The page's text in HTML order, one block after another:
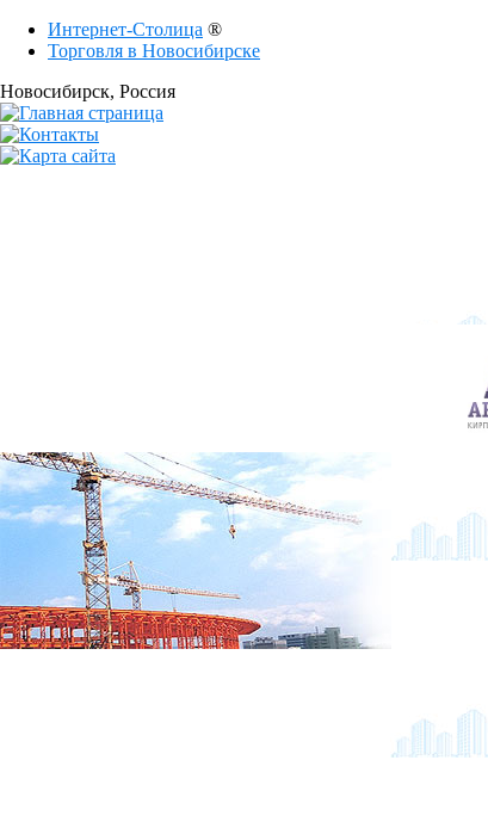
Интернет-Столица ®
Торговля в Новосибирске
Новосибирск, Россия